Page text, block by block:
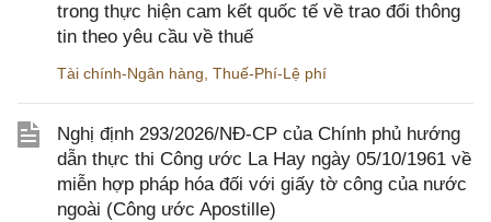
trong thực hiện cam kết quốc tế về trao đổi thông
tin theo yêu cầu về thuế
Tài chính-Ngân hàng, Thuế-Phí-Lệ phí
Nghị định 293/2026/NĐ-CP của Chính phủ hướng
dẫn thực thi Công ước La Hay ngày 05/10/1961 về
miễn hợp pháp hóa đối với giấy tờ công của nước
ngoài (Công ước Apostille)